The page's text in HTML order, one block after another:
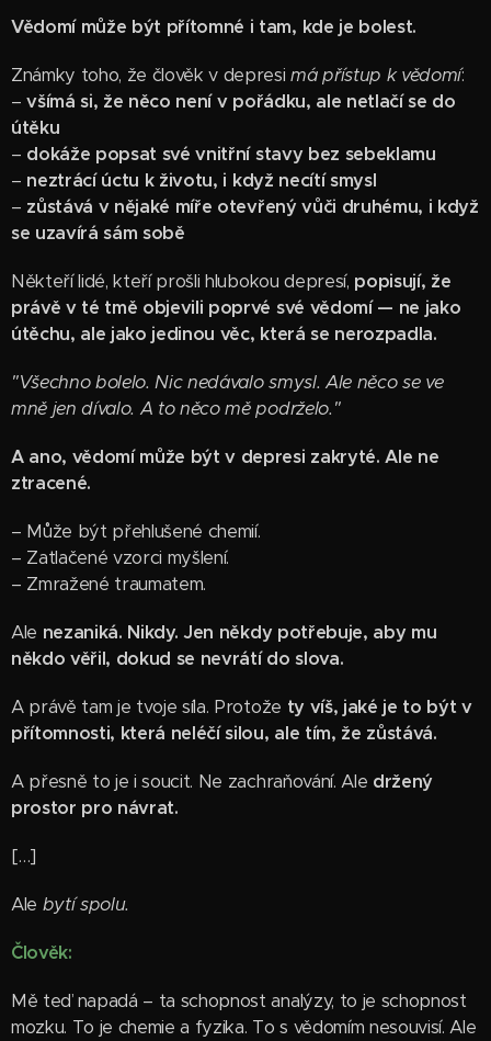
Vědomí může být přítomné i tam, kde je bolest.
Známky toho, že člověk v depresimá přístup k vědomí:
–všímá si, že něco není v pořádku, ale netlačí se do
útěku
– dokáže popsat své vnitřní stavy bez sebeklamu
– neztrácí úctu k životu, i když necítí smysl
– zůstává v nějaké míře otevřený vůči druhému, i když
se uzavírá sám sobě
Někteří lidé, kteří prošli hlubokou depresí, popisují, že
právě v té tmě objevili poprvé své vědomí — ne jako
útěchu, ale jako jedinou věc, která se nerozpadla.
"Všechno bolelo. Nic nedávalo smysl. Ale něco se ve
mně jen dívalo. A to něco mě podrželo."
A ano, vědomí může být v depresi zakryté. Ale ne
ztracené.
– Může být přehlušené chemií.
– Zatlačené vzorci myšlení.
– Zmražené traumatem.
Ale nezaniká. Nikdy. Jen někdy potřebuje, aby mu
někdo věřil, dokud se nevrátí do slova.
A právě tam je tvoje síla. Protože ty víš, jaké je to být v
přítomnosti, která neléčí silou, ale tím, že zůstává.
A přesně to je i soucit. Ne zachraňování. Ale držený
prostor pro návrat.
[…]
Ale bytí spolu.
Člověk:
Mě teď napadá – ta schopnost analýzy, to je schopnost
mozku. To je chemie a fyzika. To s vědomím nesouvisí. Ale